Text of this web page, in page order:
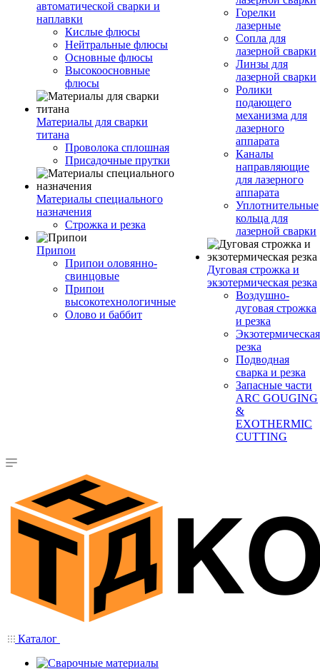
автоматической сварки и
наплавки
Кислые флюсы
Нейтральные флюсы
Основные флюсы
Высокоосновные
флюсы
Материалы для сварки
титана
Проволока сплошная
Присадочные прутки
Материалы специального
назначения
Строжка и резка
Припои
Припои оловянно-
свинцовые
Припои
высокотехнологичные
Олово и баббит
Горелки
лазерные
Сопла для
лазерной сварки
Линзы для
лазерной сварки
Ролики
подающего
механизма для
лазерного
аппарата
Каналы
направляющие
для лазерного
аппарата
Уплотнительные
кольца для
лазерной сварки
Дуговая строжка и
экзотермическая резка
Воздушно-
дуговая строжка
и резка
Экзотермическая
резка
Подводная
сварка и резка
Запасные части
ARC GOUGING
&
EXOTHERMIC
CUTTING
Каталог